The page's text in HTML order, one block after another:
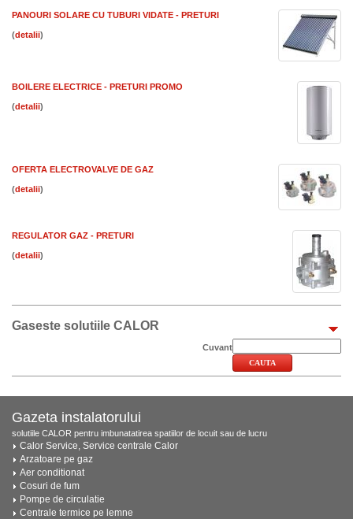
PANOURI SOLARE CU TUBURI VIDATE - PRETURI
( )
BOILERE ELECTRICE - PRETURI PROMO
( )
OFERTA ELECTROVALVE DE GAZ
( )
REGULATOR GAZ - PRETURI
( )
Gaseste solutiile CALOR
Cuvant
Gazeta instalatorului
solutiile CALOR pentru imbunatatirea spatiilor de locuit sau de lucru
Calor Service, Service centrale Calor
Arzatoare pe gaz
Aer conditionat
Cosuri de fum
Pompe de circulatie
Centrale termice pe lemne